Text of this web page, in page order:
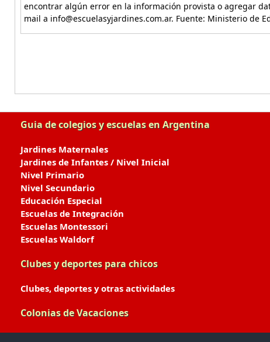
encontrar algún error en la información provista o agregar
mail a info@escuelasyjardines.com.ar. Fuente: Ministerio de
Guia de colegios y escuelas en Argentina
Jardines Maternales
Jardines de Infantes / Nivel Inicial
Nivel Primario
Nivel Secundario
Educación Especial
Escuelas de Integración
Escuelas Montessori
Escuelas Waldorf
Clubes y deportes para chicos
Clubes, deportes y otras actividades
Colonias de Vacaciones